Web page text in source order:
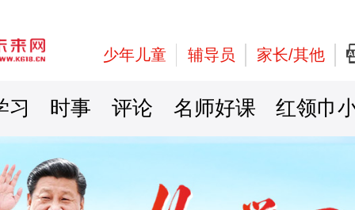
少年儿童 辅导员 家长/其他
习 时事 评论 名师好课 红领巾